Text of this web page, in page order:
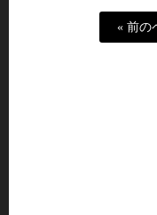
« 前の